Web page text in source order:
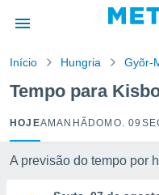
da
foi
as
fornecidas
Início Hungria Gyõr-
Tempo para
HOJEAMANHÃ DOMO. 09
A previsão do tempo por